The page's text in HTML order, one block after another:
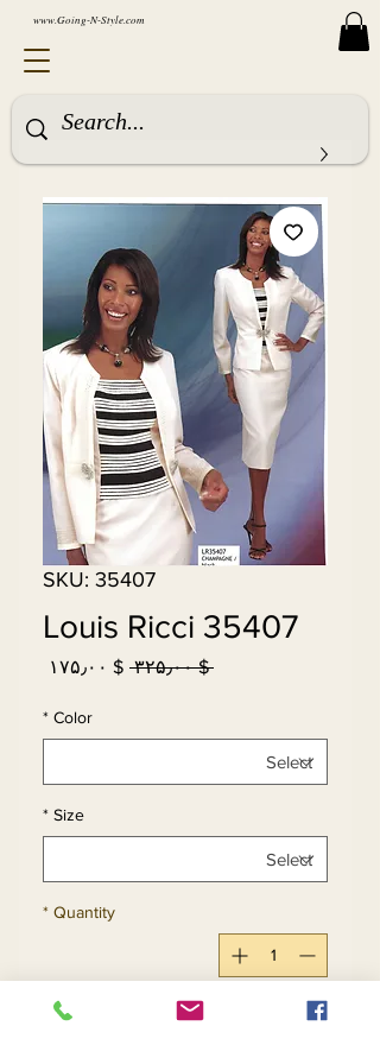
www.Going-N-Style.com
SKU: 35407
Louis Ricci 35407
$ ۳۲۵٫۰۰
Regular
$ ۱۷۵٫۰۰
Color
*
Size
*
Quantity
*